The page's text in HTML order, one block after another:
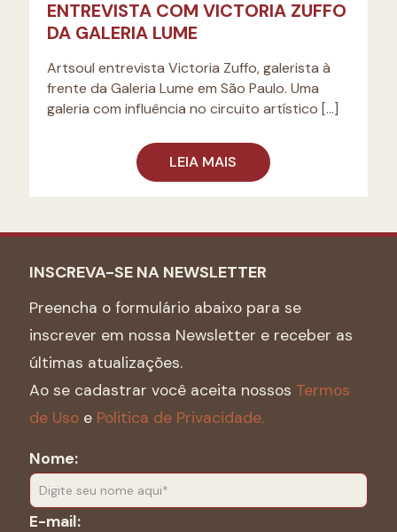
ENTREVISTA COM VICTORIA ZUFFO
DA GALERIA LUME
Artsoul entrevista Victoria Zuffo, galerista à
frente da Galeria Lume em São Paulo. Uma
galeria com influência no circuito artístico […]
LEIA MAIS
INSCREVA-SE NA NEWSLETTER
Preencha o formulário abaixo para se
inscrever em nossa Newsletter e receber as
últimas atualizações.
Ao se cadastrar você aceita nossos Termos
de Uso e Politica de Privacidade.
Nome:
E-mail: